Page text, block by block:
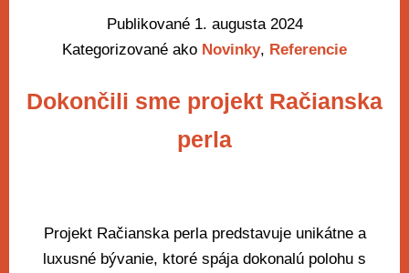
Publikované 1. augusta 2024
Kategorizované ako Novinky, Referencie
Dokončili sme projekt Račianska
perla
Projekt Račianska perla predstavuje unikátne a
luxusné bývanie, ktoré spája dokonalú polohu s